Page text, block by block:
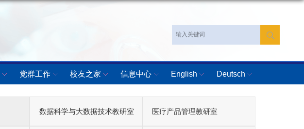
党群工作 校友之家 信息中心 English Deutsch
数据科学与大数据技术教研室 医疗产品管理教研室